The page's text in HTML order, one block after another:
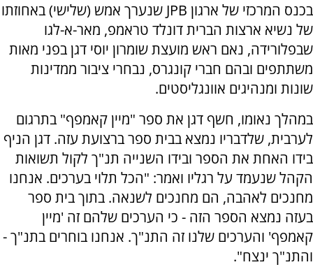
בכנס המרכזי של ארגון JPB שנערך אמש (שלישי) באחוזתו
של נשיא ארצות הברית דונלד טראמפ, מאר-א-לגו
שבפלורידה, נאם ראש מועצת שומרון יוסי דגן בפני מאות
משתתפים ובהם חברי קונגרס, נבחרי ציבור ממדינות
שונות ומנהיגים אוונגליסטים.
במהלך נאומו, חשף דגן את ספר "מיין קאמפף" בתרגום
לערבית, שלדבריו נמצא בבית ספר ברצועת עזה. דגן הניף
בידו האחת את הספר ובידו השנייה תנ"ך לקול תשואות
הקהל שנעמד על רגליו ואמר: "הכל תלוי בערכים. אנחנו
מחנכים לאהבה, הם מחנכים לשנאה. בתוך בית ספר
בעזה נמצא הספר הזה - כי הערכים שלהם זה 'מיין
קאמפף' והערכים שלנו זה התנ"ך. אנחנו בוחרים בתנ"ך -
והתנ"ך ינצח".